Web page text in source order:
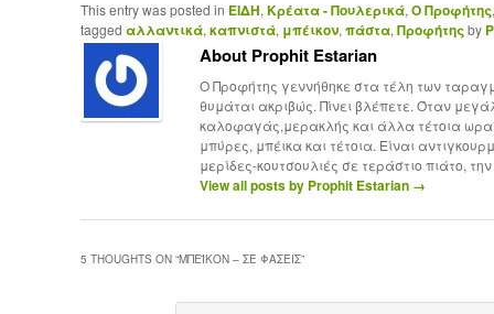
This entry was posted in ΕΙΔΗ,Κρέατα - Πουλερικά,Ο Προφήτης
tagged αλλαντικά,καπνιστά, μπέικον,πάστα,Προφήτηςby
About Prophit Estarian
Ο Προφήτης γεννήθηκε στα τέλη των
θυμάται ακριβώς. Πίνει βλέπετε. Όταν
καλοφαγάς,μερακλής και άλλα τέτοια
μπύρες, μπέικα και τέτοια. Είναι
μερίδες-κουτσουλιές σε τεράστιο πιάτο,
View all posts by Prophit Estarian →
5 THOUGHTS ON “ΜΠΈΪΚΟΝ – ΣΕ ΦΆΣΕΙΣ”